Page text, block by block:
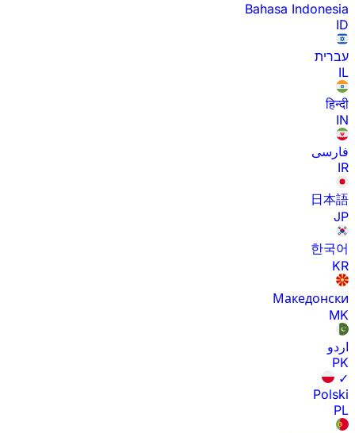
Bahasa Indonesia
ID
עברית
IL
हिन्दी
IN
فارسی
IR
日本語
JP
한국어
KR
Македонски
MK
اردو
PK
✓
Polski
PL